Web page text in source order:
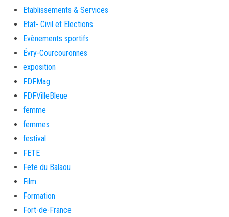
Etablissements & Services
Etat- Civil et Elections
Evènements sportifs
Évry-Courcouronnes
exposition
FDFMag
FDFVilleBleue
femme
femmes
festival
FETE
Fete du Balaou
Film
Formation
Fort-de-France